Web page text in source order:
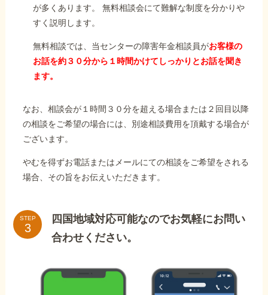
が多くあります。 無料相談会にて難解な制度を分かりや
すく説明します。
無料相談では、当センターの障害年金相談員がお客様の
お話を約３０分から１時間かけてしっかりとお話を聞き
ます。
なお、相談会が１時間３０分を超える場合または２回目以降
の相談をご希望の場合には、別途相談費用を頂戴する場合が
ございます。
やむを得ずお電話またはメールにての相談をご希望をされる
場合、その旨をお伝えいただきます。
STEP
四国地域対応可能なのでお気軽にお問い
合わせください。